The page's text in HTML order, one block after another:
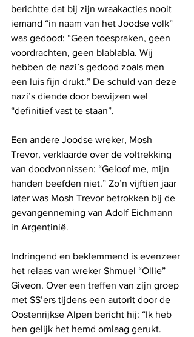
berichtte dat bij zijn wraakacties nooit
iemand “in naam van het Joodse volk”
was gedood: “Geen toespraken, geen
voordrachten, geen blablabla. Wij
hebben de nazi’s gedood zoals men
een luis fijn drukt.” De schuld van deze
nazi’s diende door bewijzen wel
“definitief vast te staan”.
Een andere Joodse wreker, Mosh
Trevor, verklaarde over de voltrekking
van doodvonnissen: “Geloof me, mijn
handen beefden niet.” Zo’n vijftien jaar
later was Mosh Trevor betrokken bij de
gevangenneming van Adolf Eichmann
in Argentinië.
Indringend en beklemmend is evenzeer
het relaas van wreker Shmuel “Ollie”
Giveon. Over een treffen van zijn groep
met SS’ers tijdens een autorit door de
Oostenrijkse Alpen bericht hij: “Ik heb
hen gelijk het hemd omlaag gerukt.